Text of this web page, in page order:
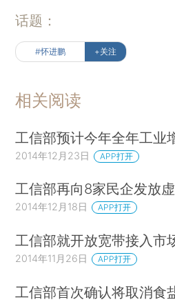
话题：
#怀进鹏 +关注
相关阅读
工信部预计今年全年工业
2014年12月23日 APP打开
工信部再向8家民企发放
2014年12月18日 APP打开
工信部就开放宽带接入市
2014年11月26日 APP打开
工信部首次确认将取消食